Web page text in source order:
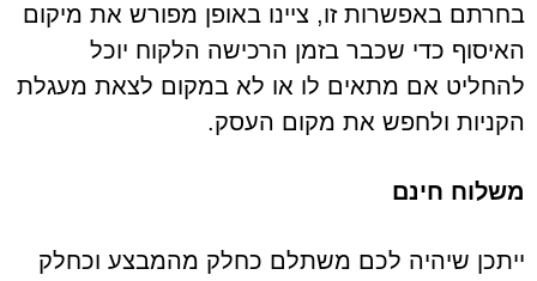
בחרתם באפשרות זו, ציינו באופן מפורש את מיקום
האיסוף כדי שכבר בזמן הרכישה הלקוח יוכל
להחליט אם מתאים לו או לא במקום לצאת מעגלת
הקניות ולחפש את מקום העסק.
משלוח חינם
ייתכן שיהיה לכם משתלם כחלק מהמבצע וכחלק